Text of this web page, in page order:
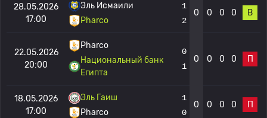
28.05.2026
17:00
Эль Исмаили
Pharco
1
2
0 0 0 0 В
22.05.2026
20:00
Pharco
Национальный банк
Египта
0
1
0 0 0 0 П
18.05.2026
17:00
Эль Гаиш
Pharco
1
0
0 0 0 0 П